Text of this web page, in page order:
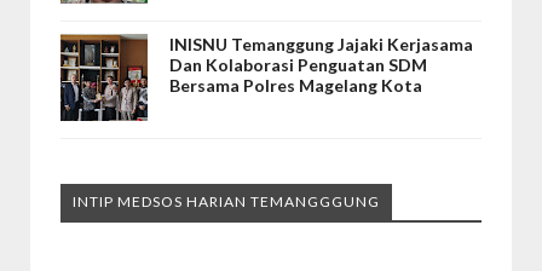
INISNU Temanggung Jajaki Kerjasama
Dan Kolaborasi Penguatan SDM
Bersama Polres Magelang Kota
INTIP MEDSOS HARIAN TEMANGGGUNG